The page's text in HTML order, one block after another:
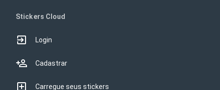
Stickers Cloud
Login
Cadastrar
Carregue seus stickers